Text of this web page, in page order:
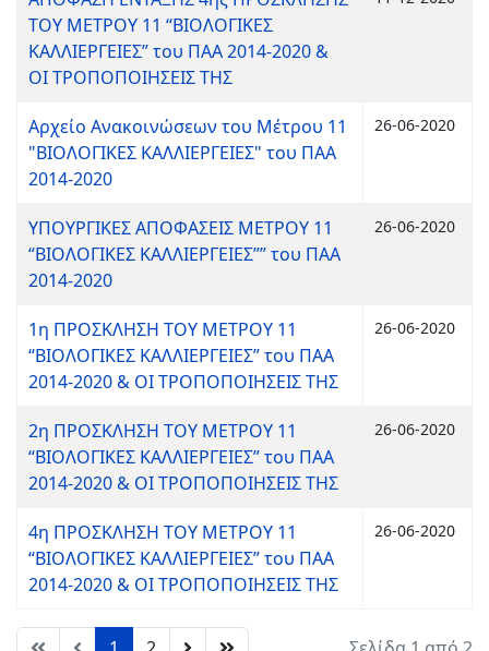
ΤΟΥ ΜΕΤΡΟΥ 11 “ΒΙΟΛΟΓΙΚΕΣ
ΚΑΛΛΙΕΡΓΕΙΕΣ” του ΠΑΑ 2014-2020 &
ΟΙ ΤΡΟΠΟΠΟΙΗΣΕΙΣ ΤΗΣ
Αρχείο Ανακοινώσεων του Μέτρου 11
"ΒΙΟΛΟΓΙΚΕΣ ΚΑΛΛΙΕΡΓΕΙΕΣ" του ΠΑΑ
2014-2020
26-06-2020
ΥΠΟΥΡΓΙΚΕΣ ΑΠΟΦΑΣΕΙΣ ΜΕΤΡΟΥ 11
“ΒΙΟΛΟΓΙΚΕΣ ΚΑΛΛΙΕΡΓΕΙΕΣ”” του ΠΑΑ
2014-2020
26-06-2020
1η ΠΡΟΣΚΛΗΣΗ ΤΟΥ ΜΕΤΡΟΥ 11
“ΒΙΟΛΟΓΙΚΕΣ ΚΑΛΛΙΕΡΓΕΙΕΣ” του ΠΑΑ
2014-2020 & ΟΙ ΤΡΟΠΟΠΟΙΗΣΕΙΣ ΤΗΣ
26-06-2020
2η ΠΡΟΣΚΛΗΣΗ ΤΟΥ ΜΕΤΡΟΥ 11
“ΒΙΟΛΟΓΙΚΕΣ ΚΑΛΛΙΕΡΓΕΙΕΣ” του ΠΑΑ
2014-2020 & ΟΙ ΤΡΟΠΟΠΟΙΗΣΕΙΣ ΤΗΣ
26-06-2020
4η ΠΡΟΣΚΛΗΣΗ ΤΟΥ ΜΕΤΡΟΥ 11
“ΒΙΟΛΟΓΙΚΕΣ ΚΑΛΛΙΕΡΓΕΙΕΣ” του ΠΑΑ
2014-2020 & ΟΙ ΤΡΟΠΟΠΟΙΗΣΕΙΣ ΤΗΣ
26-06-2020